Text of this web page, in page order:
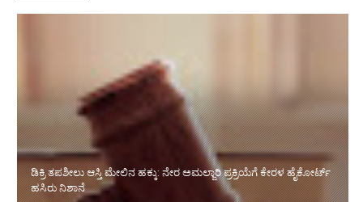
ಡಿಕ್ರಿ ತಪಶೀಲು ಆಸ್ತಿ ಮೇಲಿನ ಹಕ್ಕು: ನೇರ ಅಮಲ್ಜಾರಿ ಪ್ರಕ್ರಿಯೆಗೆ ಕೇರಳ ಹೈಕೋರ್ಟ್
ಹಸಿರು ನಿಶಾನೆ